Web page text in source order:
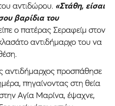
αντιδώρου. «Στάθη, είσαι
βαρίδια του
ο πατέρας Σεραφείμ στον
αντιδήμαρχο του να
αντιδήμαρχος προσπάθησε
πηγαίνοντας στη θεία
Αγία Μαρίνα, έψαχνε,